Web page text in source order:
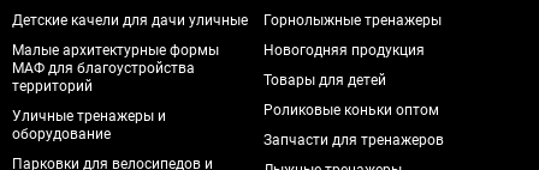
Детские качели для дачи уличные
Малые архитектурные формы
МАФ для благоустройства
территорий
Уличные тренажеры и
оборудование
Парковки для велосипедов и
Горнолыжные тренажеры
Новогодняя продукция
Товары для детей
Роликовые коньки оптом
Запчасти для тренажеров